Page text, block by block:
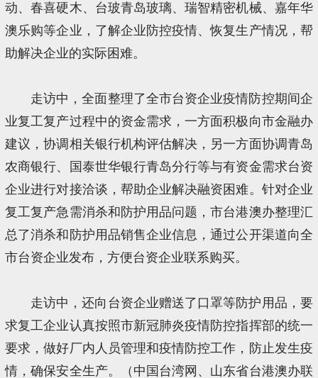
动、春喜硬木、台玻青岛玻璃、瑞智精密机械、嘉年华
澳乐购等企业，了解企业防控疫情、恢复生产情况，帮
助解决企业的实际困难。
走访中，全面整理了全市台资企业疫情防控期间企
业复工复产过程中的资金需求，一方面积极向市金融办
建议，协调相关银行机构评估解决，另一方面协调青岛
农商银行、国泰世华银行青岛分行等与有资金需求台资
企业进行对接洽谈，帮助企业解决融资困难。针对企业
复工复产急需消杀和防护用品问题，市台港澳办整理汇
总了消杀和防护用品销售企业信息，通过公开渠道向全
市台资企业发布，方便台资企业联系购买。
走访中，还向台资企业赠送了口罩等防护用品，要
求复工企业认真按照市新冠肺炎疫情防控指挥部的统一
要求，做好厂内人员管理和疫情防控工作，防止发生疫
情，确保安全生产。（中国台湾网、山东省台港澳办联